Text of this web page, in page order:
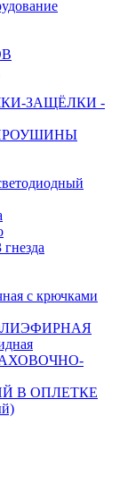
ЗАЩЁЛКИ -
с крючками
В ОПЛЕТКЕ